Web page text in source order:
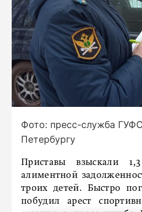
Фото: пресс-служба
Петербургу
Приставы взыскали
алиментной
троих детей. Быстро
побудил арест